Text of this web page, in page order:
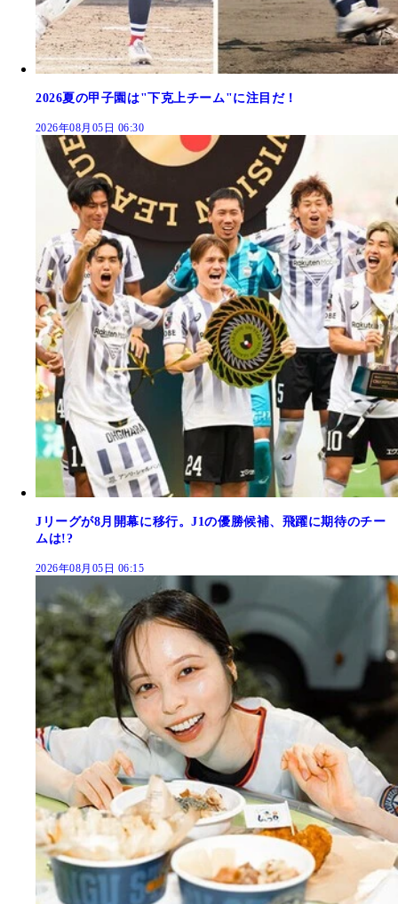
2026夏の甲子園は"下克上チーム"に注目だ！
2026年08月05日 06:30
Jリーグが8月開幕に移行。J1の優勝候補、飛躍に期待のチー
ムは!?
2026年08月05日 06:15